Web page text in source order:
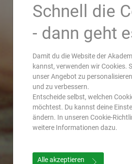
Schnell die
- dann geht
Damit du die Website der
kannst, verwenden wir Cookies.
unser Angebot zu
und zu verbessern.
Entscheide selbst, welchen
möchtest. Du kannst deine
ändern. In unseren Cookie-
weitere Informationen dazu.
Alle akzeptieren